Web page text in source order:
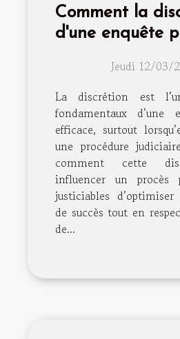
Comment la
d'une enquête
procès ?Jeudi 12/03/
La discrétion est
fondamentaux d’une
efficace, surtout
une procédure
comment cette
influencer un procès
justiciables
de succès tout en
de...